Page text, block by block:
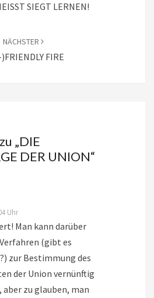
SIEGT LERNEN!
NÄCHSTER
FIRE
„DIE
DER UNION“
Uhr
Man kann darüber
(gibt es
zur Bestimmung des
der Union vernünftig
zu glauben, man